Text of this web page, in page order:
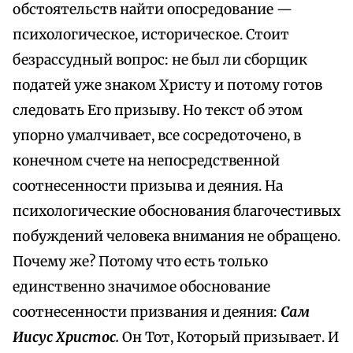
обстоятельств найти опосредование —
психологическое, историческое. Стоит
безрассудный вопрос: не был ли сборщик
податей уже знаком Христу и потому готов
следовать Его призыву. Но текст об этом
упорно умалчивает, все сосредоточено, в
конечном счете на непосредственной
соотнесенности призыва и деяния. На
психологические обоснования благочестивых
побуждений человека внимания не обращено.
Почему же? Потому что есть только
единственно значимое обоснование
соотнесенности призвания и деяния: Сам
Иисус Христос. Он Тот, Который призывает. И